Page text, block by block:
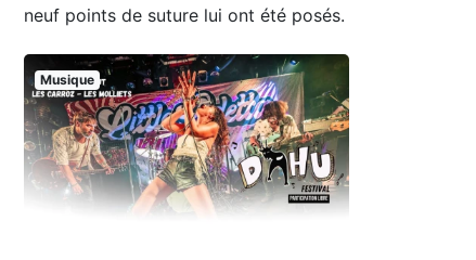
neuf points de suture lui ont été posés.
Musique